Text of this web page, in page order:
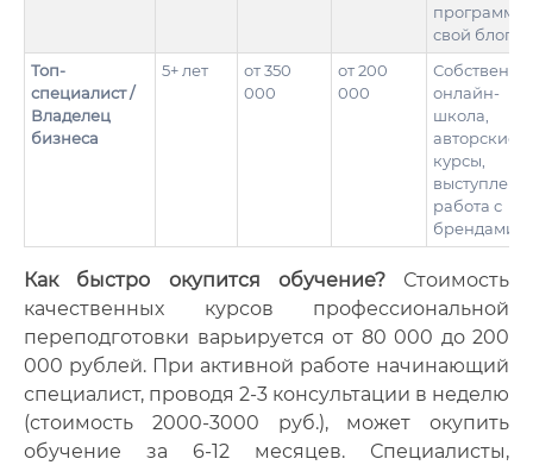
программ,
свой блог
Топ-
специалист /
Владелец
бизнеса
5+ лет
от 350
000
от 200
000
онлайн-
школа,
авторские
курсы,
работа с
брендами
Как быстро окупится обучение?Стоимость
качественных курсов профессиональной
переподготовки варьируется от 80 000 до 200
000 рублей. При активной работе начинающий
специалист, проводя 2-3 консультации в неделю
(стоимость 2000-3000 руб.), может окупить
обучение за 6-12 месяцев. Специалисты,